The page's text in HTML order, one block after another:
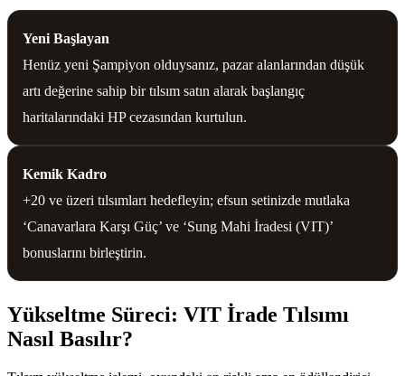
Yeni Başlayan
Henüz yeni Şampiyon olduysanız, pazar alanlarından düşük
artı değerine sahip bir tılsım satın alarak başlangıç
haritalarındaki HP cezasından kurtulun.
Kemik Kadro
+20 ve üzeri tılsımları hedefleyin; efsun setinizde mutlaka
‘Canavarlara Karşı Güç’ ve ‘Sung Mahi İradesi (VIT)’
bonuslarını birleştirin.
Yükseltme Süreci: VIT İrade Tılsımı
Nasıl Basılır?